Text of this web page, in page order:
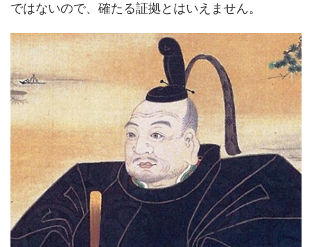
ではないので、確たる証拠とはいえません。